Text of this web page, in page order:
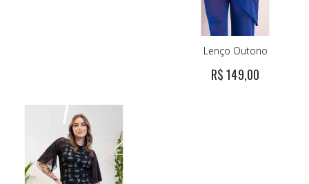
Lenço Outono
R$ 149,00